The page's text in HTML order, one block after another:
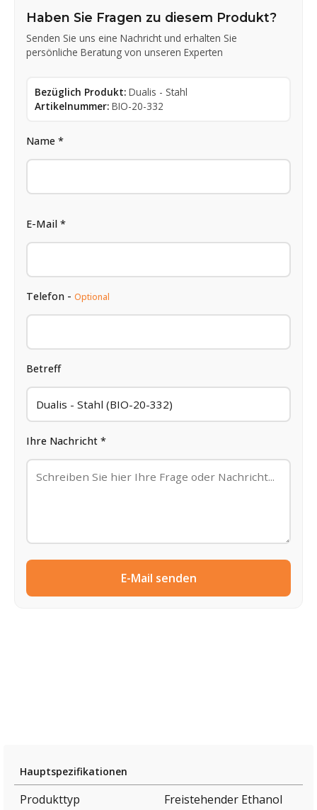
Haben Sie Fragen zu diesem Produkt?
Senden Sie uns eine Nachricht und erhalten Sie
persönliche Beratung von unseren Experten
Bezüglich Produkt: Dualis - Stahl
Artikelnummer: BIO-20-332
Name *
E-Mail *
Telefon - Optional
Betreff
Ihre Nachricht *
E-Mail senden
Hauptspezifikationen
Produkttyp
Freistehender Ethanol